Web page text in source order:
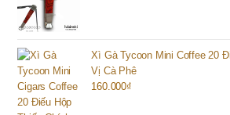
Xì Gà Tycoon Mini Coffee 20
Vị Cà Phê
160.000₫